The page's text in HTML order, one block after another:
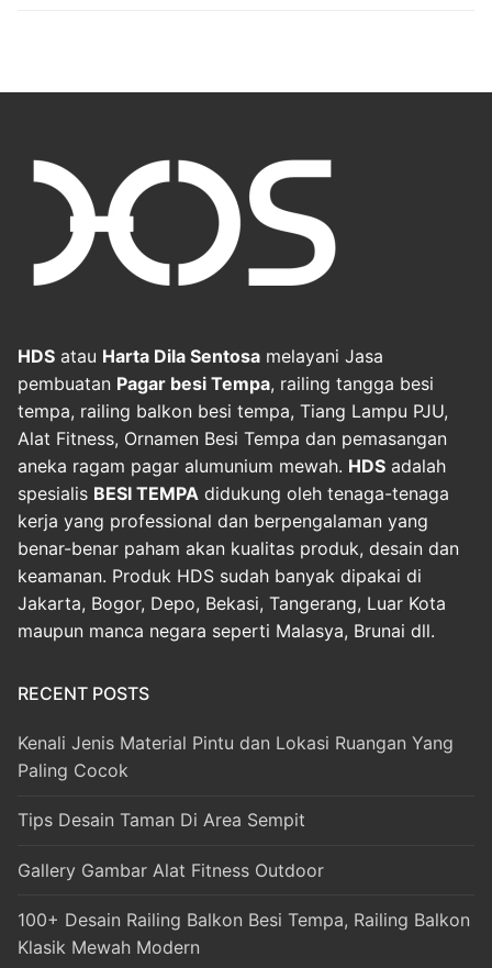
HDS atau Harta Dila Sentosa melayani Jasa
pembuatan Pagar besi Tempa, railing tangga besi
tempa, railing balkon besi tempa, Tiang Lampu PJU,
Alat Fitness, Ornamen Besi Tempa dan pemasangan
aneka ragam pagar alumunium mewah. HDS adalah
spesialis BESI TEMPA didukung oleh tenaga-tenaga
kerja yang professional dan berpengalaman yang
benar-benar paham akan kualitas produk, desain dan
keamanan. Produk HDS sudah banyak dipakai di
Jakarta, Bogor, Depo, Bekasi, Tangerang, Luar Kota
maupun manca negara seperti Malasya, Brunai dll.
RECENT POSTS
Kenali Jenis Material Pintu dan Lokasi Ruangan Yang
Paling Cocok
Tips Desain Taman Di Area Sempit
Gallery Gambar Alat Fitness Outdoor
100+ Desain Railing Balkon Besi Tempa, Railing Balkon
Klasik Mewah Modern